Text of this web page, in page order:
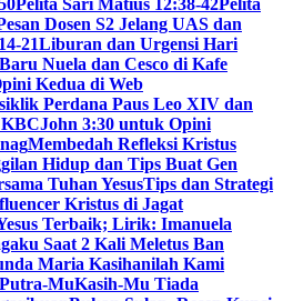
Pelita Sari Matius 12:38-42 Pelita
Dosen S2 Jelang UAS dan
21Liburan dan Urgensi Hari
Nuela dan Cesco di Kafe
Kedua di Web
Perdana Paus Leo XIV dan
John 3:30 untuk Opini
Membedah Refleksi Kristus
Hidup dan Tips Buat Gen
Tuhan YesusTips dan Strategi
Kristus di Jagat
Terbaik; Lirik: Imanuela
Saat 2 Kali Meletus Ban
Maria Kasihanilah Kami
MuKasih-Mu Tiada